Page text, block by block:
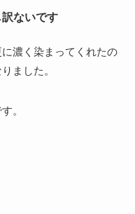
ないです
濃く染まってくれたの
ました。
。